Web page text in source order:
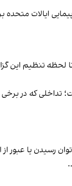
اما برخی از شرکت‌های هواپیمایی
تا لحظه تنظیم این
تداخلی که در برخی
یا عبور از